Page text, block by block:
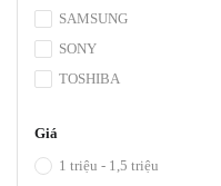
SAMSUNG
SONY
TOSHIBA
Giá
1 triệu - 1,5 triệu